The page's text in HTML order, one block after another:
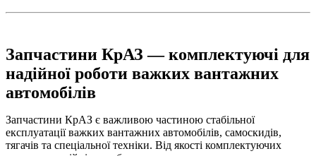
Запчастини КрАЗ — комплектуючі для
надійної роботи важких вантажних
автомобілів
Запчастини КрАЗ є важливою частиною стабільної
експлуатації важких вантажних автомобілів, самоскидів,
тягачів та спеціальної техніки. Від якості комплектуючих